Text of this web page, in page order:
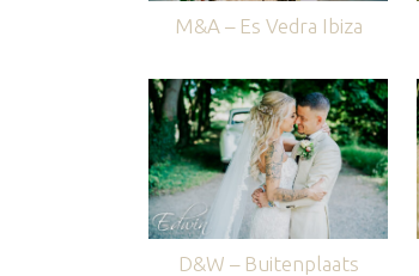
M&A – Es Vedra Ibiza
D&W – Buitenplaats